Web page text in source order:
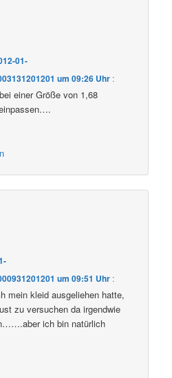
01-
um 09:26 Uhr :
einer Größe von 1,68
um 09:51 Uhr :
mein kleid ausgeliehen hatte,
zu versuchen da irgendwie
ich bin natürlich